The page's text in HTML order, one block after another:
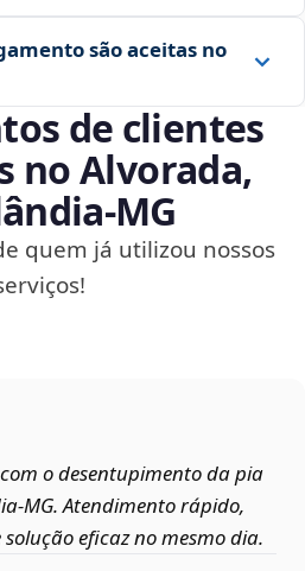
são aceitas no
de clientes
no Alvorada,
quem já utilizou nossos
o desentupimento da pia
Atendimento rápido,
eficaz no mesmo dia.